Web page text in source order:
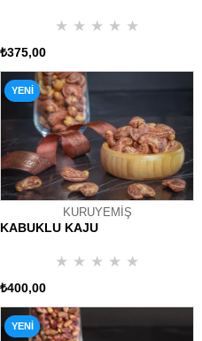
★ ★ ★ ★ ★
₺375,00
KURUYEMİŞ
KABUKLU KAJU
★ ★ ★ ★ ★
₺400,00
YENI
ÜRÜN
YENI